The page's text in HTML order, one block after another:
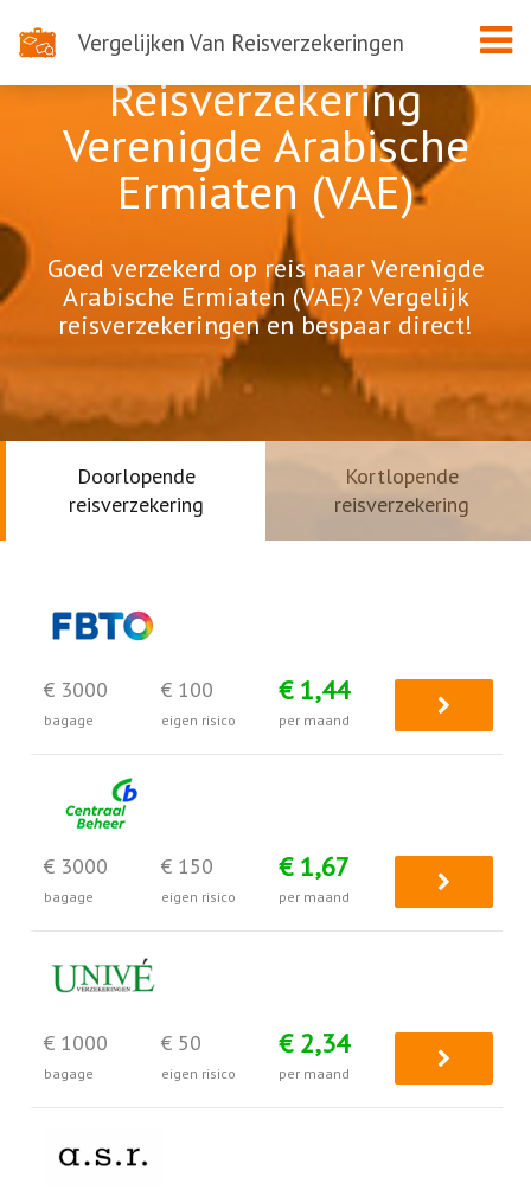
Vergelijken Van Reisverzekeringen
Reisverzekering
Verenigde Arabische
Ermiaten (VAE)
Goed verzekerd op reis naar Verenigde
Arabische Ermiaten (VAE)? Vergelijk
reisverzekeringen en bespaar direct!
Doorlopende
reisverzekering
Kortlopende
reisverzekering
€ 3000
bagage
€ 100
eigen risico
€ 1,44
per maand
€ 3000
bagage
€ 150
eigen risico
€ 1,67
per maand
€ 1000
bagage
€ 50
eigen risico
€ 2,34
per maand